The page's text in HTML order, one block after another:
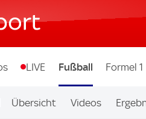
LIVE Fußball Formel 1
Übersicht Videos